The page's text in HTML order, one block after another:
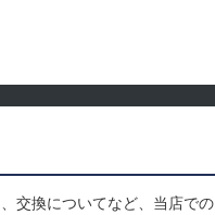
交換についてなど、当店での